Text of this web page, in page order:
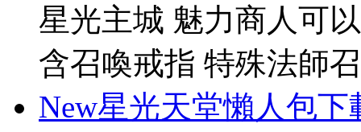
星光主城 魅力商人可
含召喚戒指 特殊法師
New星光天堂懶人包下